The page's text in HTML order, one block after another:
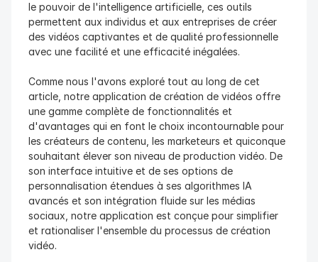
le pouvoir de l'intelligence artificielle, ces outils
permettent aux individus et aux entreprises de créer
des vidéos captivantes et de qualité professionnelle
avec une facilité et une efficacité inégalées.
Comme nous l'avons exploré tout au long de cet
article, notre application de création de vidéos offre
une gamme complète de fonctionnalités et
d'avantages qui en font le choix incontournable pour
les créateurs de contenu, les marketeurs et quiconque
souhaitant élever son niveau de production vidéo. De
son interface intuitive et de ses options de
personnalisation étendues à ses algorithmes IA
avancés et son intégration fluide sur les médias
sociaux, notre application est conçue pour simplifier
et rationaliser l'ensemble du processus de création
vidéo.